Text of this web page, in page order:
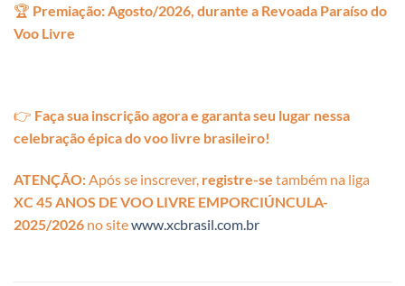
🏆 Premiação: Agosto/2026, durante a Revoada Paraíso do
Voo Livre
👉 Faça sua inscrição agora e garanta seu lugar nessa
celebração épica do voo livre brasileiro!
ATENÇÃO:Após se inscrever, registre-se também na liga
XC 45 ANOS DE VOO LIVRE EMPORCIÚNCULA-
2025/2026 no sitewww.xcbrasil.com.br